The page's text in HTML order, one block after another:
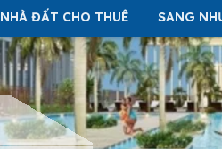
NHÀ ĐẤT CHO THUÊ SANG